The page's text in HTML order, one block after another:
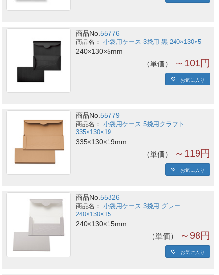
商品No.55776
小袋用ケース 3袋用 黒 240×130×5
240×130×5mm
単価 ～101円
お気に入り
商品No.55779
小袋用ケース 5袋用クラフト
335×130×19
335×130×19mm
単価 ～119円
お気に入り
商品No.55826
小袋用ケース 3袋用 グレー
240×130×15
240×130×15mm
単価 ～98円
お気に入り